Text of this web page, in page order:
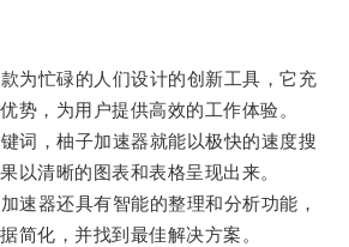
忙碌的人们设计的创新工具，它充
势，为用户提供高效的工作体验。
，柚子加速器就能以极快的速度搜
以清晰的图表和表格呈现出来。
器还具有智能的整理和分析功能，
简化，并找到最佳解决方案。